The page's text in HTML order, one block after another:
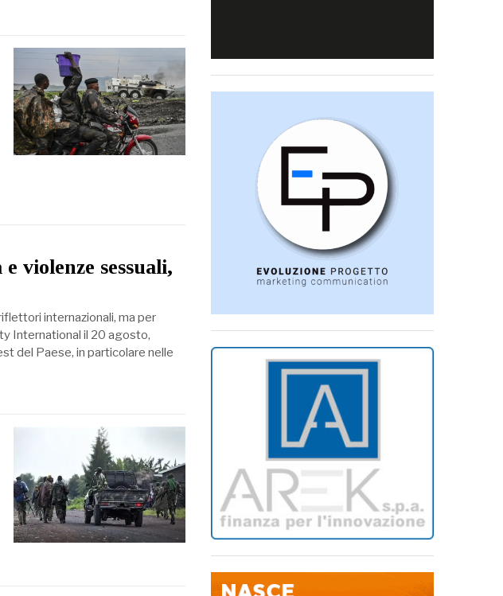
violenze sessuali,
internazionali, ma per
International il 20 agosto,
del Paese, in particolare nelle